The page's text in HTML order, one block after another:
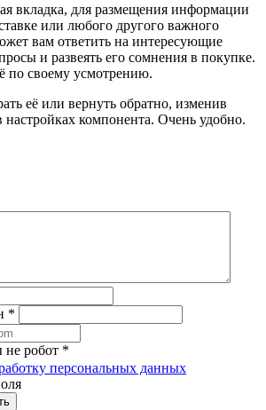
вкладка, для размещения информации
или любого другого важного
вам ответить на интересующие
и развеять его сомнения в покупке.
по своему усмотрению.
её или вернуть обратно, изменив
настройках компонента. Очень удобно.
*
не робот *
персональных данных